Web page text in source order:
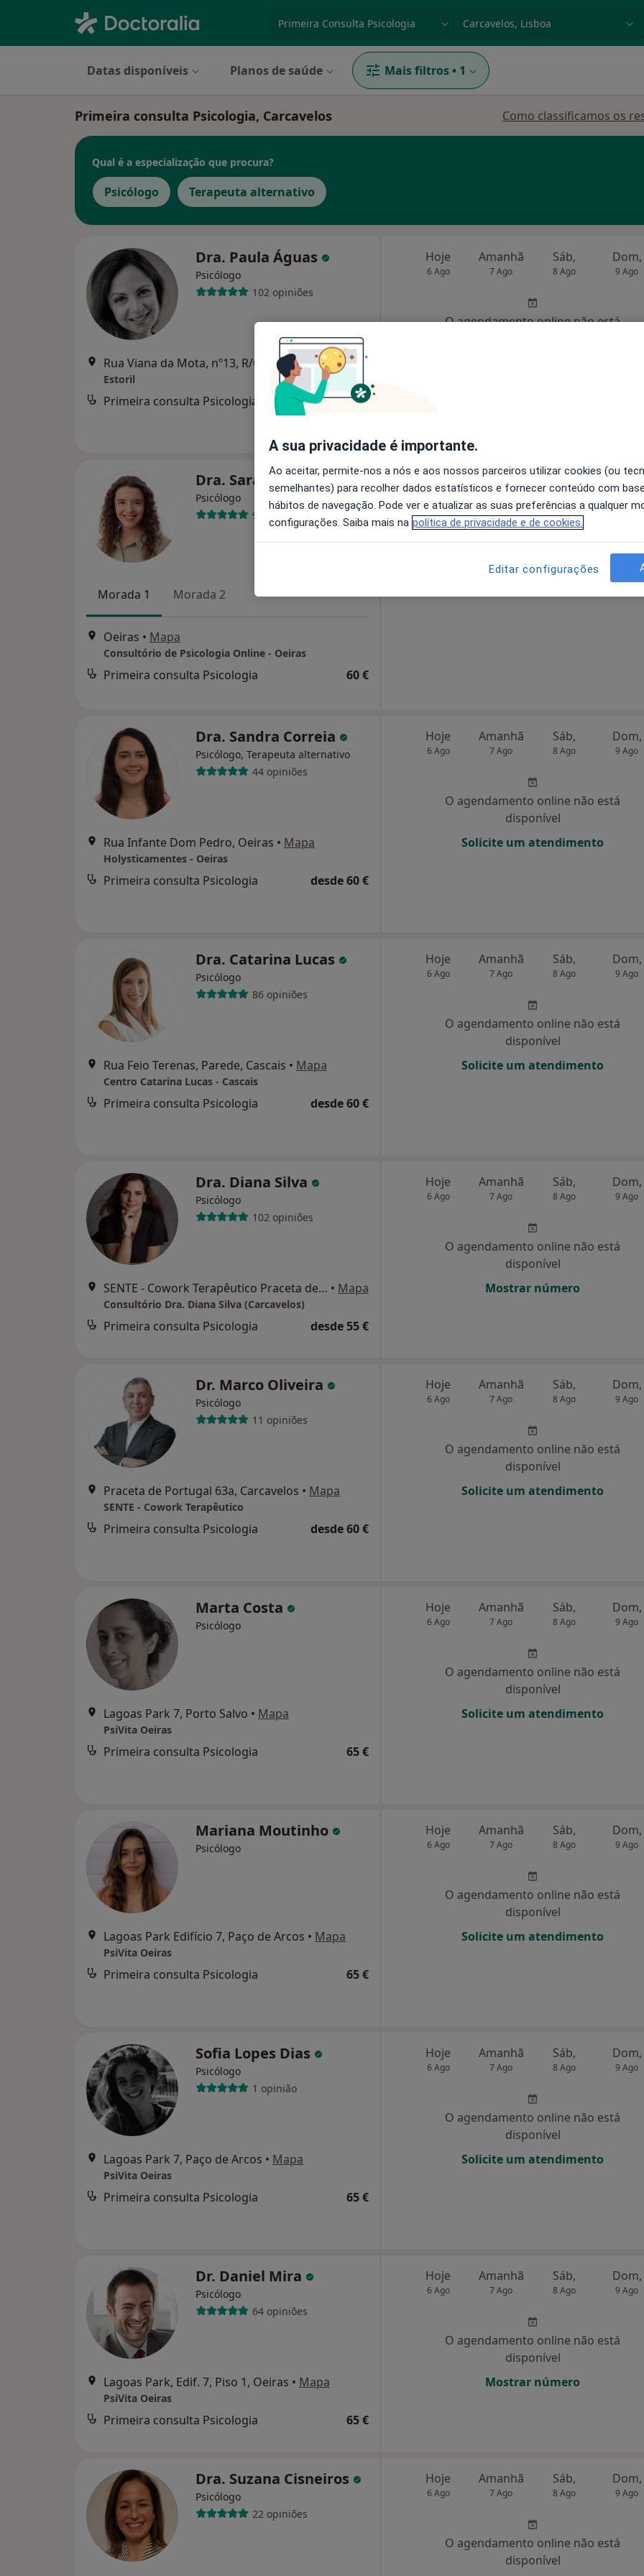
Datas disponíveis Planos de saúde Mais filtros • 1
Primeira consulta Psicologia, Carcavelos Como classificamos os
Qual é a especialização que procura?
Psicólogo Terapeuta alternativo
Dra. Paula Águas
Psicólogo
102 opiniões
Rua Viana da Mota, nº13, R/C - São Pedro do Estoril, Estoril • Mapa
Estoril
Primeira consulta Psicologia 65 €
Hoje
6 Ago
Amanhã
7 Ago
Sáb,
8 Ago
Dom,
9 Ago
O agendamento online não está
Dra. Sara Paiva
Psicólogo
91 opiniões
Morada 1 Morada 2
Oeiras • Mapa
Consultório de Psicologia Online - Oeiras
Primeira consulta Psicologia 60 €
Hoje
6 Ago
Amanhã
7 Ago
Sáb,
8 Ago
Dom,
9 Ago
disponível
Dra. Sandra Correia
Psicólogo, Terapeuta alternativo
44 opiniões
Rua Infante Dom Pedro, Oeiras • Mapa
Holysticamentes - Oeiras
Primeira consulta Psicologia desde 60 €
Hoje
6 Ago
Amanhã
7 Ago
Sáb,
8 Ago
Dom,
9 Ago
O agendamento online não está
disponível
Solicite um atendimento
Dra. Catarina Lucas
Psicólogo
86 opiniões
Rua Feio Terenas, Parede, Cascais • Mapa
Centro Catarina Lucas - Cascais
Primeira consulta Psicologia desde 60 €
Hoje
6 Ago
Amanhã
7 Ago
Sáb,
8 Ago
Dom,
9 Ago
O agendamento online não está
disponível
Solicite um atendimento
Dra. Diana Silva
Psicólogo
102 opiniões
SENTE - Cowork Terapêutico Praceta de Portugal, 63 A Quinta de São Gonçalo, Carcavelos • Mapa
Consultório Dra. Diana Silva (Carcavelos)
Primeira consulta Psicologia desde 55 €
Hoje
6 Ago
Amanhã
7 Ago
Sáb,
8 Ago
Dom,
9 Ago
O agendamento online não está
disponível
Mostrar número
Dr. Marco Oliveira
Psicólogo
11 opiniões
Praceta de Portugal 63a, Carcavelos • Mapa
SENTE - Cowork Terapêutico
Primeira consulta Psicologia desde 60 €
Hoje
6 Ago
Amanhã
7 Ago
Sáb,
8 Ago
Dom,
9 Ago
O agendamento online não está
disponível
Solicite um atendimento
Marta Costa
Psicólogo
Lagoas Park 7, Porto Salvo • Mapa
PsiVita Oeiras
Primeira consulta Psicologia 65 €
Hoje
6 Ago
Amanhã
7 Ago
Sáb,
8 Ago
Dom,
9 Ago
O agendamento online não está
disponível
Solicite um atendimento
Mariana Moutinho
Psicólogo
Lagoas Park Edifício 7, Paço de Arcos • Mapa
PsiVita Oeiras
Primeira consulta Psicologia 65 €
Hoje
6 Ago
Amanhã
7 Ago
Sáb,
8 Ago
Dom,
9 Ago
O agendamento online não está
disponível
Solicite um atendimento
Sofia Lopes Dias
Psicólogo
1 opinião
Lagoas Park 7, Paço de Arcos • Mapa
PsiVita Oeiras
Primeira consulta Psicologia 65 €
Hoje
6 Ago
Amanhã
7 Ago
Sáb,
8 Ago
Dom,
9 Ago
O agendamento online não está
disponível
Solicite um atendimento
Dr. Daniel Mira
Psicólogo
64 opiniões
Lagoas Park, Edif. 7, Piso 1, Oeiras • Mapa
PsiVita Oeiras
Primeira consulta Psicologia 65 €
Hoje
6 Ago
Amanhã
7 Ago
Sáb,
8 Ago
Dom,
9 Ago
O agendamento online não está
disponível
Mostrar número
Dra. Suzana Cisneiros
Psicólogo
22 opiniões
Hoje
6 Ago
Amanhã
7 Ago
Sáb,
8 Ago
Dom,
9 Ago
O agendamento online não está
disponível
A sua privacidade é importante.
Ao aceitar, permite-nos a nós e aos nossos parceiros utilizar cookies (ou
semelhantes) para recolher dados estatísticos e fornecer conteúdo com
hábitos de navegação. Pode ver e atualizar as suas preferências a qualquer
configurações. Saiba mais na política de privacidade e de cookies.
Editar configurações